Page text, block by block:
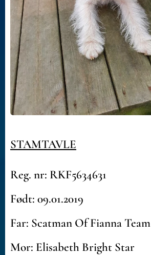
STAMTAVLE
Reg. nr: RKF5634631
Født: 09.01.2019
Far: Scatman Of Fianna Team
Mor: Elisabeth Bright Star